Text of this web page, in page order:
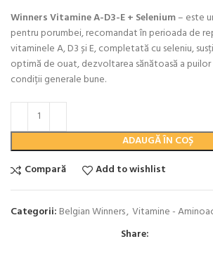
Winners Vitamine A-D3-E + Selenium– este
pentru porumbei, recomandat în perioada de
vitaminele A, D3 și E, completată cu seleniu,
optimă de ouat, dezvoltarea sănătoasă a
condiții generale bune.
ADAUGĂ ÎN COȘ
Compară
Add to wishlist
Categorii: Belgian Winners, Vitamine -
Share: